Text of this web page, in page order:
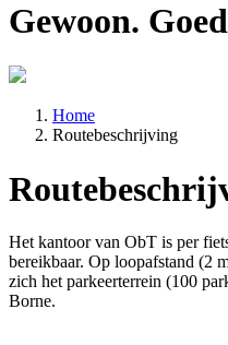
Gewoon.
Home
Routebeschrijving
Het kantoor van ObT is per
bereikbaar. Op loopafstand (2
zich het parkeerterrein (100
Borne.